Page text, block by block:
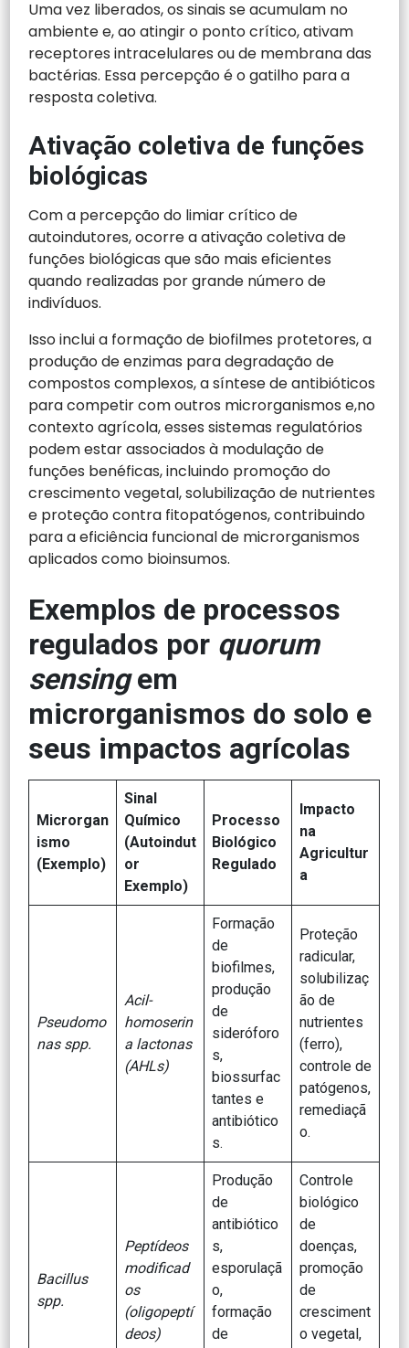
Uma vez liberados, os sinais se acumulam no
ambiente e, ao atingir o ponto crítico, ativam
receptores intracelulares ou de membrana das
bactérias. Essa percepção é o gatilho para a
resposta coletiva.
Ativação coletiva de funções
biológicas
Com a percepção do limiar crítico de
autoindutores, ocorre a ativação coletiva de
funções biológicas que são mais eficientes
quando realizadas por grande número de
indivíduos.
Isso inclui a formação de biofilmes protetores, a
produção de enzimas para degradação de
compostos complexos, a síntese de antibióticos
para competir com outros microrganismos e,no
contexto agrícola, esses sistemas regulatórios
podem estar associados à modulação de
funções benéficas, incluindo promoção do
crescimento vegetal, solubilização de nutrientes
e proteção contra fitopatógenos, contribuindo
para a eficiência funcional de microrganismos
aplicados como bioinsumos.
Exemplos de processos
regulados por quorum
sensingem
microrganismos do solo e
seus impactos agrícolas
Microrgan
ismo
(Exemplo)
Sinal
Químico
(Autoindut
or
Exemplo)
Processo
Biológico
Regulado
Impacto
na
Agricultur
a
Pseudomo
nas spp.
Acil-
homoserin
a lactonas
(AHLs)
Formação
de
biofilmes,
produção
de
sideróforo
s,
biossurfac
tantes e
antibiótico
s.
Proteção
radicular,
solubilizaç
ão de
nutrientes
(ferro),
controle de
patógenos,
remediaçã
o.
Bacillus
spp.
Peptídeos
modificad
os
(oligopeptí
deos)
Produção
de
antibiótico
s,
esporulaçã
o,
formação
de
Controle
biológico
de
doenças,
promoção
de
cresciment
o vegetal,